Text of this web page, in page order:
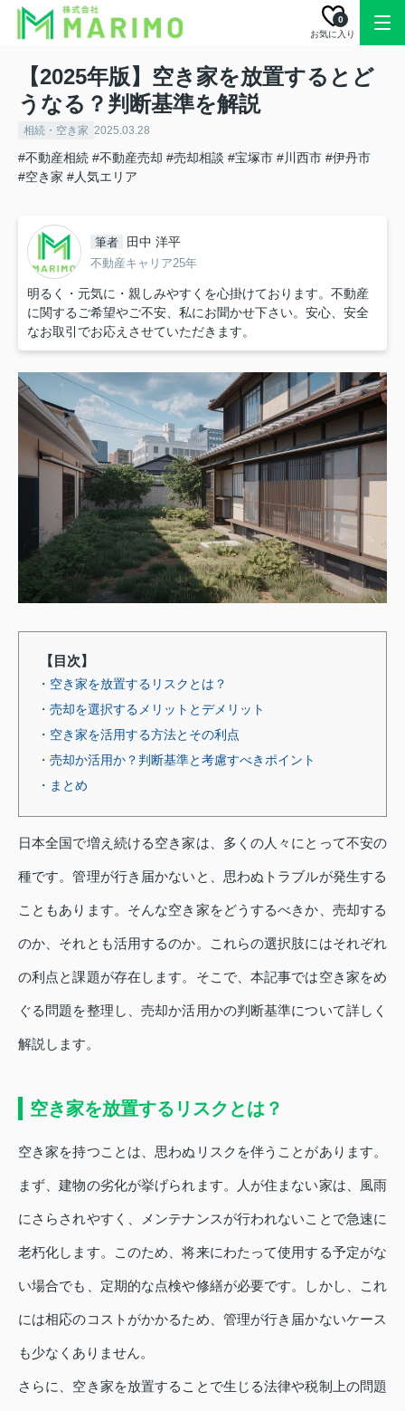
お気に入り
0
【2025年版】空き家を放置するとど
うなる？判断基準を解説
相続・空き家 2025.03.28
#不動産相続 #不動産売却 #売却相談 #宝塚市 #川西市 #伊丹市
#空き家 #人気エリア
筆者 田中 洋平
不動産キャリア25年
明るく・元気に・親しみやすくを心掛けております。不動産
に関するご希望やご不安、私にお聞かせ下さい。安心、安全
なお取引でお応えさせていただきます。
【目次】
・空き家を放置するリスクとは？
・売却を選択するメリットとデメリット
・空き家を活用する方法とその利点
・売却か活用か？判断基準と考慮すべきポイント
・まとめ
日本全国で増え続ける空き家は、多くの人々にとって不安の
種です。管理が行き届かないと、思わぬトラブルが発生する
こともあります。そんな空き家をどうするべきか、売却する
のか、それとも活用するのか。これらの選択肢にはそれぞれ
の利点と課題が存在します。そこで、本記事では空き家をめ
ぐる問題を整理し、売却か活用かの判断基準について詳しく
解説します。
空き家を放置するリスクとは？
空き家を持つことは、思わぬリスクを伴うことがあります。
まず、建物の劣化が挙げられます。人が住まない家は、風雨
にさらされやすく、メンテナンスが行われないことで急速に
老朽化します。このため、将来にわたって使用する予定がな
い場合でも、定期的な点検や修繕が必要です。しかし、これ
には相応のコストがかかるため、管理が行き届かないケース
も少なくありません。
さらに、空き家を放置することで生じる法律や税制上の問題